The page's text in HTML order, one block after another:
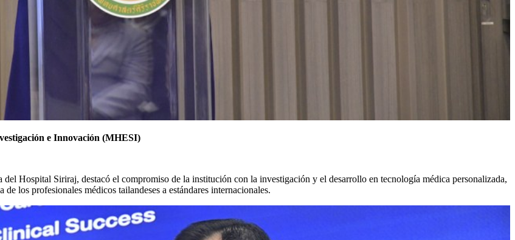
e Innovación (MHESI)
del Hospital Siriraj, destacó el compromiso de la institución con la investigación y el desarrollo en tecnología médica personalizada,
los profesionales médicos tailandeses a estándares internacionales.